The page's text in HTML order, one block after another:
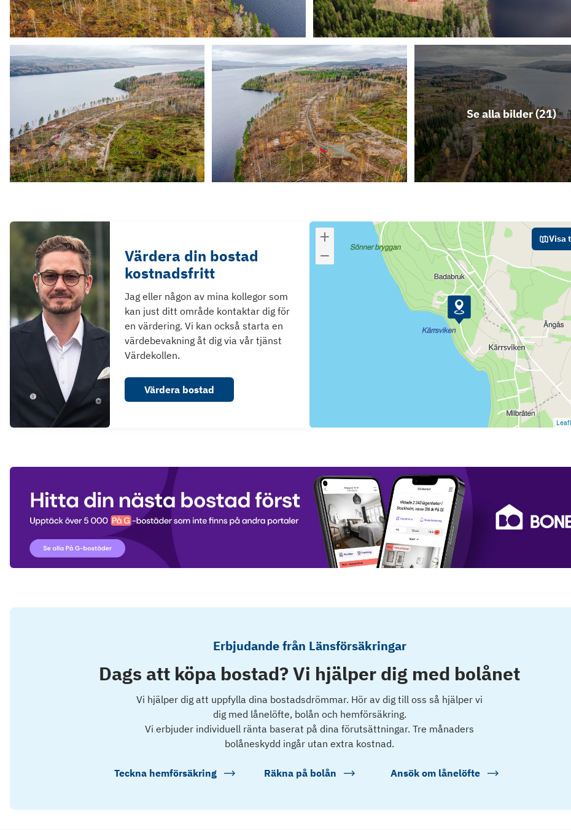
Se alla bilder (21)
Värdera din bostad
kostnadsfritt
Jag eller någon av mina kollegor som
kan just ditt område kontaktar dig för
en värdering. Vi kan också starta en
värdebevakning åt dig via vår tjänst
Värdekollen.
Värdera bostad
Visa
Erbjudande från Länsförsäkringar
Dags att köpa bostad? Vi hjälper dig med bolånet
Vi hjälper dig att uppfylla dina bostadsdrömmar. Hör av dig till oss så hjälper vi
dig med lånelöfte, bolån och hemförsäkring.
Vi erbjuder individuell ränta baserat på dina förutsättningar. Tre månaders
bolåneskydd ingår utan extra kostnad.
Teckna hemförsäkring Räkna på bolån Ansök om lånelöfte